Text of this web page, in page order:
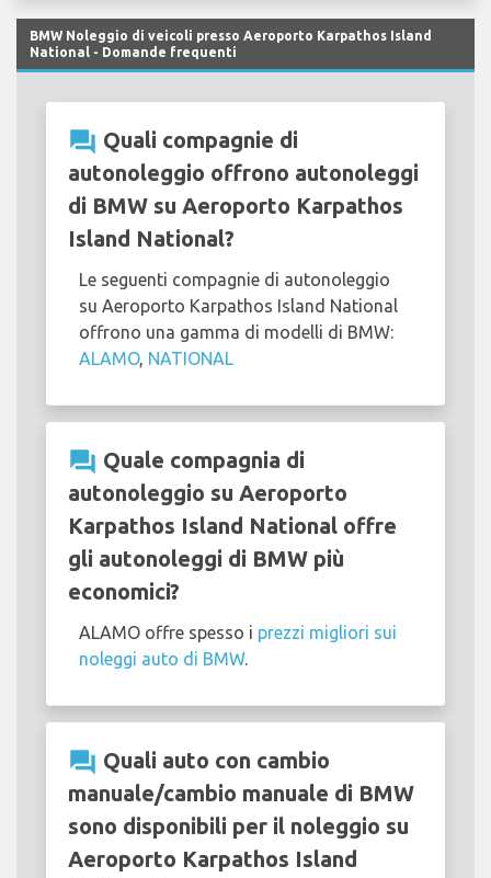
BMW Noleggio di veicoli presso Aeroporto Karpathos Island
National - Domande frequenti
question_answer Quali compagnie di
autonoleggio offrono autonoleggi
di BMW su Aeroporto Karpathos
Island National?
Le seguenti compagnie di autonoleggio
su Aeroporto Karpathos Island National
offrono una gamma di modelli di BMW:
ALAMO, NATIONAL
question_answer Quale compagnia di
autonoleggio su Aeroporto
Karpathos Island National offre
gli autonoleggi di BMW più
economici?
ALAMO offre spesso i prezzi migliori sui
noleggi auto di BMW.
question_answer Quali auto con cambio
manuale/cambio manuale di BMW
sono disponibili per il noleggio su
Aeroporto Karpathos Island